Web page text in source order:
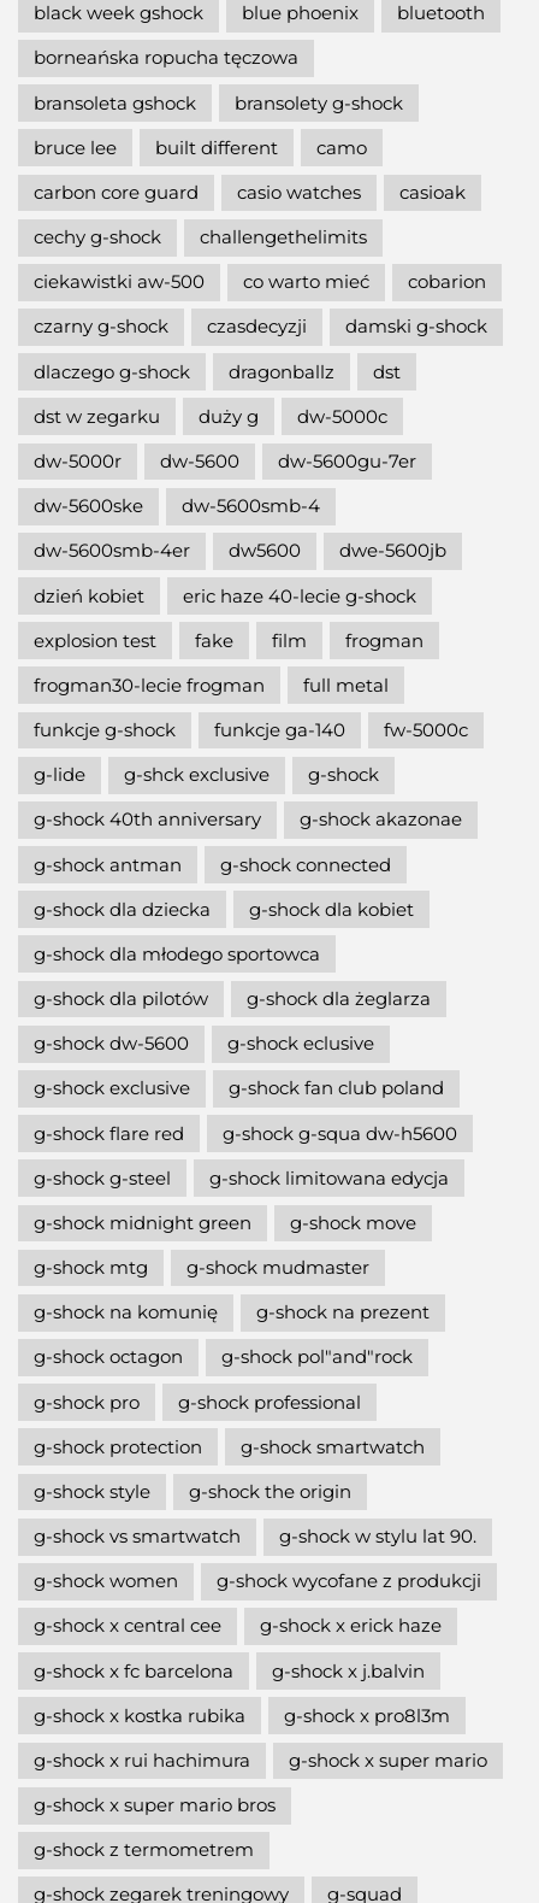
black week gshock
blue phoenix
bluetooth
borneańska ropucha tęczowa
bransoleta gshock
bransolety g-shock
bruce lee
built different
camo
carbon core guard
casio watches
casioak
cechy g-shock
challengethelimits
ciekawistki aw-500
co warto mieć
cobarion
czarny g-shock
czasdecyzji
damski g-shock
dlaczego g-shock
dragonballz
dst
dst w zegarku
duży g
dw-5000c
dw-5000r
dw-5600
dw-5600gu-7er
dw-5600ske
dw-5600smb-4
dw-5600smb-4er
dw5600
dwe-5600jb
dzień kobiet
eric haze 40-lecie g-shock
explosion test
fake film
frogman
frogman30-lecie frogman
full metal
funkcje g-shock
funkcje ga-140
fw-5000c
g-lide
g-shck exclusive
g-shock
g-shock 40th anniversary
g-shock akazonae
g-shock antman
g-shock connected
g-shock dla dziecka
g-shock dla kobiet
g-shock dla młodego sportowca
g-shock dla pilotów
g-shock dla żeglarza
g-shock dw-5600
g-shock eclusive
g-shock exclusive
g-shock fan club poland
g-shock flare red
g-shock g-squa dw-h5600
g-shock g-steel
g-shock limitowana edycja
g-shock midnight green
g-shock move
g-shock mtg
g-shock mudmaster
g-shock na komunię
g-shock na prezent
g-shock octagon
g-shock pol"and"rock
g-shock pro
g-shock professional
g-shock protection
g-shock smartwatch
g-shock style
g-shock the origin
g-shock vs smartwatch
g-shock w stylu lat 90.
g-shock women
g-shock wycofane z produkcji
g-shock x central cee
g-shock x erick haze
g-shock x fc barcelona
g-shock x j.balvin
g-shock x kostka rubika
g-shock x pro8l3m
g-shock x rui hachimura
g-shock x super mario
g-shock x super mario bros
g-shock z termometrem
g-shock zegarek treningowy
g-squad